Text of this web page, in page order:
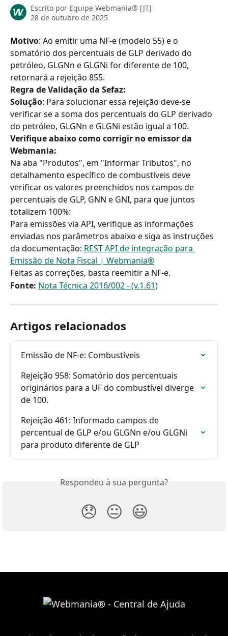
Escrito por Equipe Webmania® [JT]
28 de outubro de 2025
Motivo: Ao emitir uma NF-e (modelo 55) e o
somatório dos percentuais de GLP derivado do
petróleo, GLGNn e GLGNi for diferente de 100,
retornará a rejeição 855.
Regra de Validação da Sefaz:
Solução: Para solucionar essa rejeição deve-se
verificar se a soma dos percentuais do GLP derivado
do petróleo, GLGNn e GLGNi estão igual a 100.
Verifique abaixo como corrigir no emissor da
Webmania:
Na aba "Produtos", em "Informar Tributos", no
detalhamento específico de combustíveis deve
verificar os valores preenchidos nos campos de
percentuais de GLP, GNN e GNI, para que juntos
totalizem 100%:
Para emissões via API, verifique as informações
enviadas nos parâmetros abaixo e siga as instruções
da documentação: REST API de integração para
Emissão de Nota Fiscal | Webmania®
Feitas as correções, basta reemitir a NF-e.
Fonte: Nota Técnica 2016/002 - (v.1.61)
Artigos relacionados
Emissão de NF-e: Combustíveis
Rejeição 958: Somatório dos percentuais
originários para a UF do combustível diverge
de 100.
Rejeição 461: Informado campos de
percentual de GLP e/ou GLGNn e/ou GLGNi
para produto diferente de GLP
Respondeu à sua pergunta?
😞 😐 😃